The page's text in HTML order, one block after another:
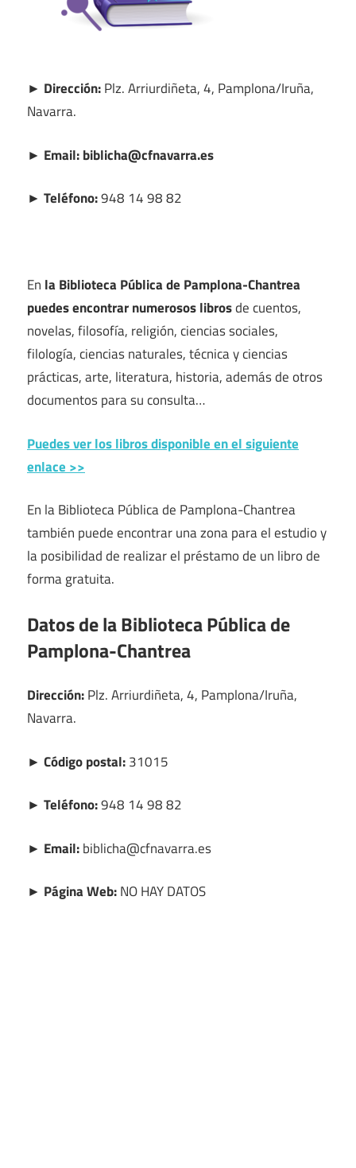
► Dirección:Plz. Arriurdiñeta, 4, Pamplona/Iruña,
Navarra.
► Email: biblicha@cfnavarra.es
► Teléfono:948 14 98 82
En la Biblioteca Pública de Pamplona-Chantrea
puedes encontrar numerosos librosde cuentos,
novelas, filosofía, religión, ciencias sociales,
filología, ciencias naturales, técnica y ciencias
prácticas, arte, literatura, historia, además de otros
documentos para su consulta…
Puedes ver los libros disponible en el siguiente
enlace >>
En la Biblioteca Pública de Pamplona-Chantrea
también puede encontrar una zona para el estudio y
la posibilidad de realizar el préstamo de un libro de
forma gratuita.
Datos de la Biblioteca Pública de
Pamplona-Chantrea
Dirección:Plz. Arriurdiñeta, 4, Pamplona/Iruña,
Navarra.
► Código postal:31015
► Teléfono:948 14 98 82
► Email:biblicha@cfnavarra.es
► Página Web:NO HAY DATOS